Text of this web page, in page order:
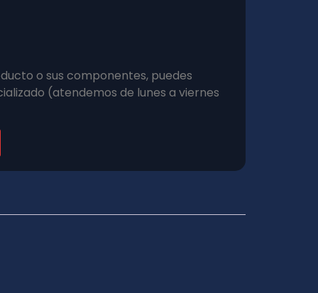
o sus componentes, puedes
(atendemos de lunes a viernes